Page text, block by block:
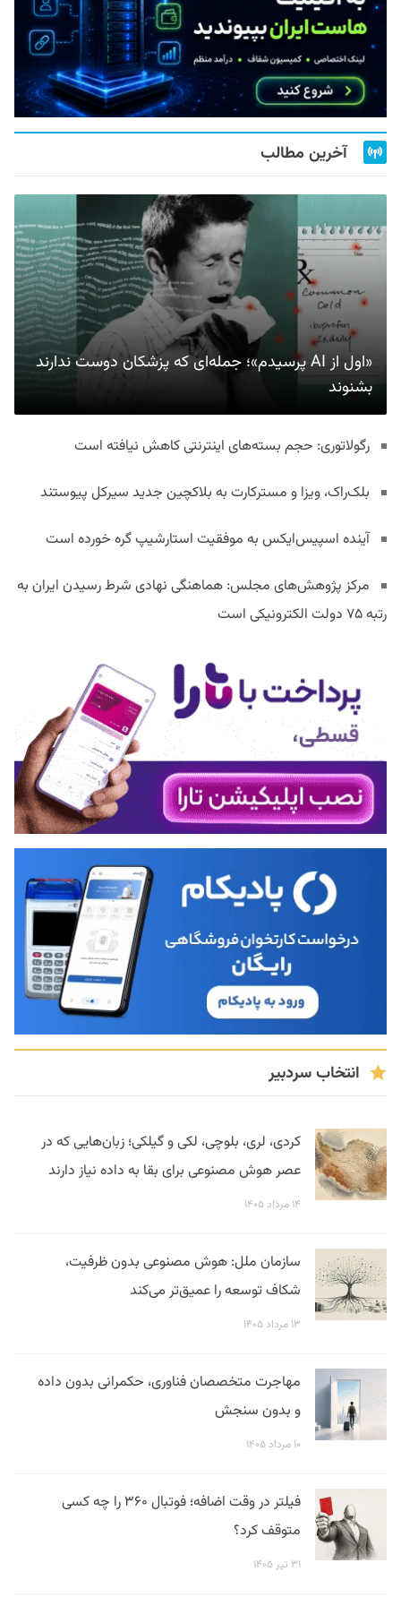
آخرین مطالب
«اول از AI پرسیدم»؛ جمله‌ای که پزشکان دوست ندارند
بشنوند
رگولاتوری: حجم بسته‌های اینترنتی کاهش نیافته است
بلک‌راک، ویزا و مسترکارت به بلاکچین جدید سیرکل پیوستند
آینده اسپیس‌ایکس به موفقیت استارشیپ گره خورده است
مرکز پژوهش‌های مجلس: هماهنگی نهادی شرط رسیدن ایران به
رتبه ۷۵ دولت الکترونیکی است
انتخاب سردبیر
کردی، لری، بلوچی، لکی و گیلکی؛ زبان‌هایی که در
عصر هوش مصنوعی برای بقا به داده نیاز دارند
۱۴ مرداد ۱۴۰۵
سازمان ملل: هوش مصنوعی بدون ظرفیت،
شکاف توسعه را عمیق‌تر می‌کند
۱۳ مرداد ۱۴۰۵
مهاجرت متخصصان فناوری، حکمرانی بدون داده
و بدون سنجش
۱۰ مرداد ۱۴۰۵
فیلتر در وقت اضافه؛ فوتبال ۳۶۰ را چه کسی
متوقف کرد؟
۳۱ تیر ۱۴۰۵